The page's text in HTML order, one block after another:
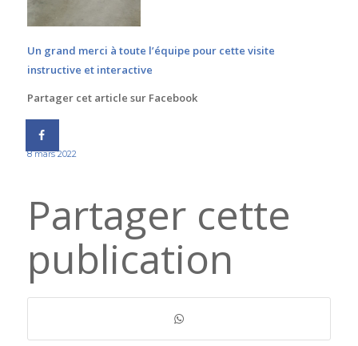
Un grand merci à toute l’équipe pour cette visite
instructive et interactive
Partager cet article sur Facebook
8 mars 2022
Partager cette
publication